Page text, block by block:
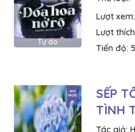
Tự do
Lượt xem:
Lượt
Tiến độ:
SẾP
TÌNH
Tác giả: